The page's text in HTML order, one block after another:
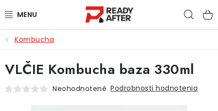
na
KÁVA
SYPANÉ ČAJE
CASCARA
Kombucha
VLČIE Kombucha baza 330ml
Neohodnotené Podrobnosti hodnotenia